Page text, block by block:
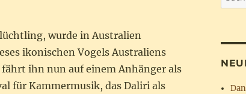
wurde in Australien
ikonischen Vogels Australiens
ihn nun auf einem Anhänger als
für Kammermusik, das Daliri als
nach: